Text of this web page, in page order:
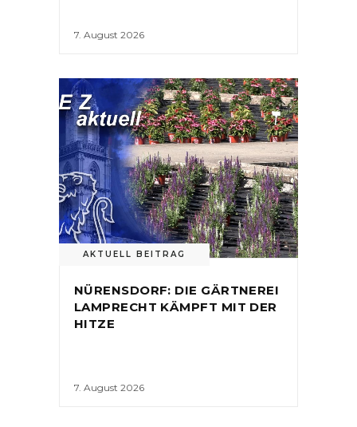
7. August 2026
AKTUELL BEITRAG
NÜRENSDORF: DIE GÄRTNEREI
LAMPRECHT KÄMPFT MIT DER
HITZE
7. August 2026